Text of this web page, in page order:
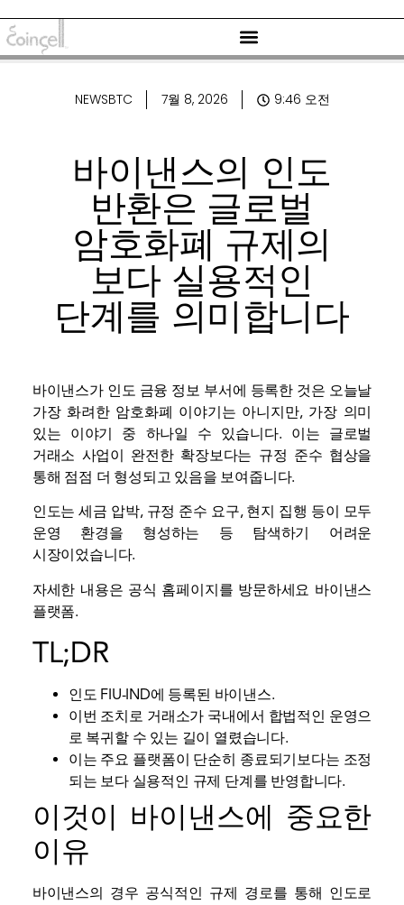
NEWSBTC 7월 8, 2026 9:46 오전
바이낸스의 인도
반환은 글로벌
암호화폐 규제의
보다 실용적인
단계를 의미합니다
바이낸스가 인도 금융 정보 부서에 등록한 것은 오늘날
가장 화려한 암호화폐 이야기는 아니지만, 가장 의미
있는 이야기 중 하나일 수 있습니다. 이는 글로벌
거래소 사업이 완전한 확장보다는 규정 준수 협상을
통해 점점 더 형성되고 있음을 보여줍니다.
인도는 세금 압박, 규정 준수 요구, 현지 집행 등이 모두
운영 환경을 형성하는 등 탐색하기 어려운
시장이었습니다.
자세한 내용은 공식 홈페이지를 방문하세요 바이낸스
플랫폼.
TL;DR
인도 FIU-IND에 등록된 바이낸스.
이번 조치로 거래소가 국내에서 합법적인 운영으
로 복귀할 수 있는 길이 열렸습니다.
이는 주요 플랫폼이 단순히 종료되기보다는 조정
되는 보다 실용적인 규제 단계를 반영합니다.
이것이 바이낸스에 중요한
이유
바이낸스의 경우 공식적인 규제 경로를 통해 인도로